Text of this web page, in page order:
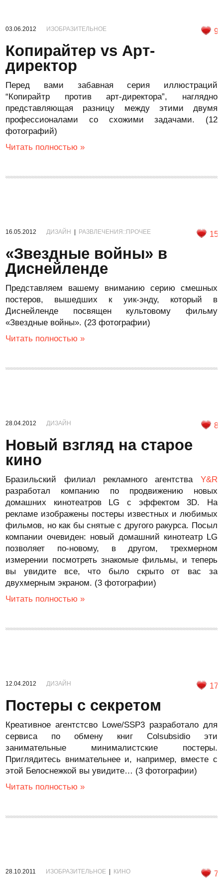
03.06.2012 ИЗОБРАЗИТЕЛЬНОЕ 9
Копирайтер vs Арт-
директор
Перед вами забавная серия иллюстраций
“Копирайтр против арт-директора”, наглядно
представляющая разницу между этими двумя
профессионалами со схожими задачами. (12
фотографий)
Читать полностью »
16.05.2012 ДИЗАЙН РАЗВЛЕЧЕНИЯ::ПРОЧЕЕ 15
«Звездные войны» в
Диснейленде
Представляем вашему вниманию серию смешных
постеров, вышедших к уик-энду, который в
Диснейленде посвящен культовому фильму
«Звездные войны». (23 фотографии)
Читать полностью »
28.04.2012 ДИЗАЙН 8
Новый взгляд на старое
кино
Бразильский филиал рекламного агентства Y&R
разработал компанию по продвижению новых
домашних кинотеатров LG с эффектом 3D. На
рекламе изображены постеры известных и любимых
фильмов, но как бы снятые с другого ракурса. Посыл
компании очевиден: новый домашний кинотеатр LG
позволяет по-новому, в другом, трехмерном
измерении посмотреть знакомые фильмы, и теперь
вы увидите все, что было скрыто от вас за
двухмерным экраном. (3 фотографии)
Читать полностью »
12.04.2012 ДИЗАЙН 17
Постеры с секретом
Креативное агентстсво Lowe/SSP3 разработало для
сервиса по обмену книг Colsubsidio эти
занимательные минималистские постеры.
Приглядитесь внимательнее и, например, вместе с
этой Белоснежкой вы увидите… (3 фотографии)
Читать полностью »
28.10.2011 ИЗОБРАЗИТЕЛЬНОЕ КИНО 7